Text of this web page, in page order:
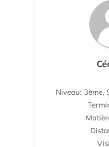
Niveau: 3ème,